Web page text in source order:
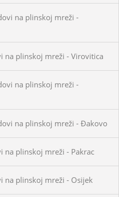
na plinskoj mreži -
na plinskoj mreži - Virovitica
na plinskoj mreži -
na plinskoj mreži - Đakovo
na plinskoj mreži - Pakrac
na plinskoj mreži - Osijek